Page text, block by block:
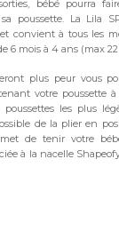
bébé pourra
poussette. La Lila
convient à tous les
6 mois à 4 ans (max
plus peur vous
votre poussette
les plus
de la plier en
de tenir votre
à la nacelle